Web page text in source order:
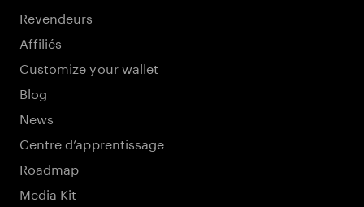
Revendeurs
Affiliés
Customize your wallet
Blog
News
Centre d’apprentissage
Roadmap
Media Kit